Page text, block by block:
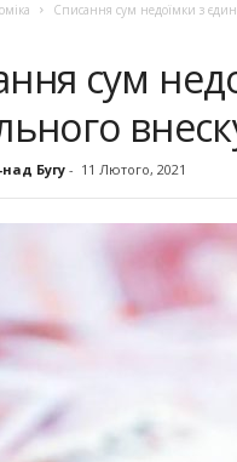
Списання сум недоїмки з
сум
Бугу- 11 Лютого, 2021